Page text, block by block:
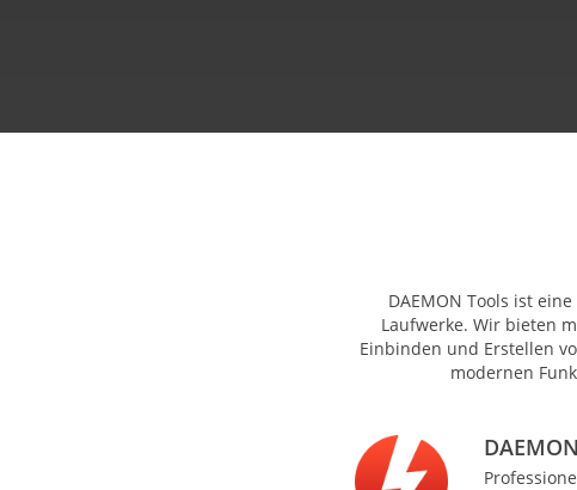
DAEMON Tools ist
Laufwerke. Wir bieten
Einbinden und Erstellen
modernen